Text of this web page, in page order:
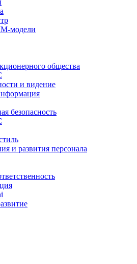
модели
общества
и видение
безопасность
и развития персонала